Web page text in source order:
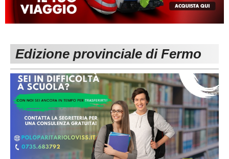
MACERATA
Carica la tua Rosa
ECCELLENZA
1^ CATEGORIA
2^ CATEGORIA
3^ CATEGORIA
GIOVANILI
REGIONALI
Edizione provinciale di Fermo